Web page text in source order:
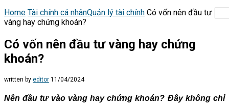
Home Tài chính cá nhânQuản lý tài chính Có vốn nên đầu tư
vàng hay chứng khoán?
Có vốn nên đầu tư vàng hay chứng
khoán?
written by editor 11/04/2024
Nên đầu tư vào vàng hay chứng khoán? Đây không chỉ